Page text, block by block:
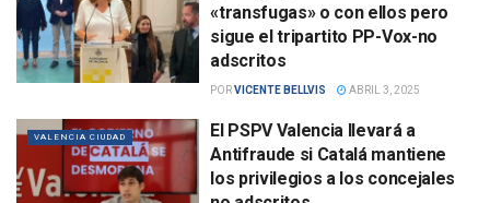
«transfugas» o con ellos pero
sigue el tripartito PP-Vox-no
adscritos
PORVICENTE BELLVIS ABRIL 3, 2025
VALENCIA CIUDAD
El PSPV Valencia llevará a
Antifraude si Catalá mantiene
los privilegios a los concejales